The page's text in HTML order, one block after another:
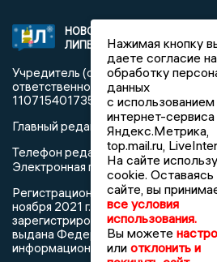
НОВОСТИ
ЛИПЕЦКА
«Новости
Учредитель (соучредители):
ответственностью
1107154017354)
Главный редактор: Герцог Е.Г.
Телефон редакции: +7 903 699
Электронная почта редакции:
Регистрационный номер: серия
ноября 2021 г. согласно выписке из
зарегистрированных средств
выдана Федеральной службой по
информационных технологий и
Нажимая кнопку
даете согласие на
обработку
данных
с использованием
интернет-сервиса
Яндекс.Метрика,
top.mail.ru,
На сайте
cookie. Оставаясь
сайте, вы
все условия
использования.
Вы можете
или отклонить и